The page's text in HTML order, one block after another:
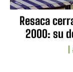
Resaca
2000: su